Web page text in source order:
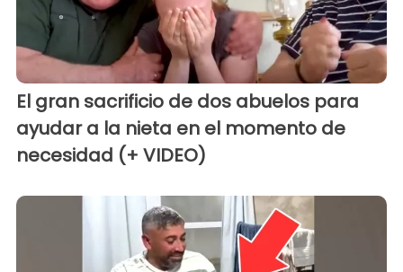
El gran sacrificio de dos abuelos para
ayudar a la nieta en el momento de
necesidad (+ VIDEO)